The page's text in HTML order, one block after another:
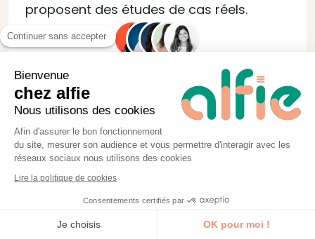
proposent des études de cas réels.
Toujours à jour
étude d’impact à 90 jours remontent vos
Continuer sans accepter
Bienvenue
chez alfie
Nous utilisons des cookies
Afin d'assurer le bon fonctionnement
du site, mesurer son audience et vous permettre d'interagir avec les
réseaux sociaux nous utilisons des cookies
Lire la politique de cookies
Consentements certifiés par
Je choisis OK pour moi !